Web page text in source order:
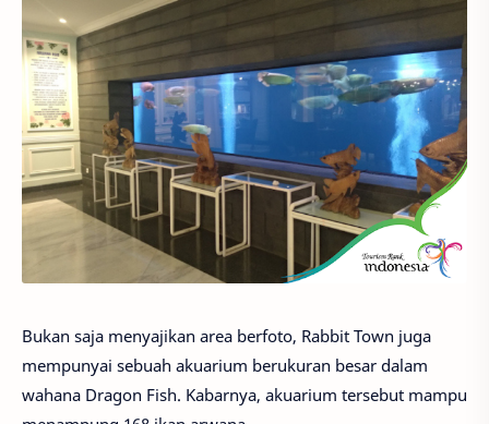
Bukan saja menyajikan area berfoto, Rabbit Town juga
mempunyai sebuah akuarium berukuran besar dalam
wahana Dragon Fish. Kabarnya, akuarium tersebut mampu